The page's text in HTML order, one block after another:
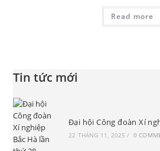
Read more
Tin tức mới
Đại hội Công đoàn Xí
22 THÁNG 11, 2025 / 0